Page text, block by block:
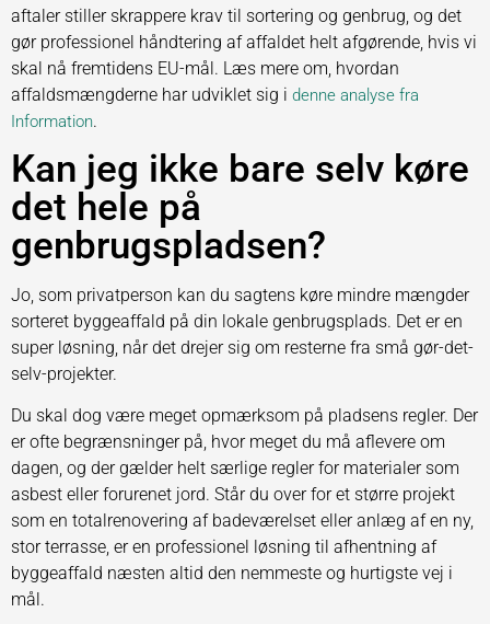
aftaler stiller skrappere krav til sortering og genbrug, og det
gør professionel håndtering af affaldet helt afgørende, hvis vi
skal nå fremtidens EU-mål. Læs mere om, hvordan
affaldsmængderne har udviklet sig i denne analyse fra
Information.
Kan jeg ikke bare selv køre
det hele på
genbrugspladsen?
Jo, som privatperson kan du sagtens køre mindre mængder
sorteret byggeaffald på din lokale genbrugsplads. Det er en
super løsning, når det drejer sig om resterne fra små gør-det-
selv-projekter.
Du skal dog være meget opmærksom på pladsens regler. Der
er ofte begrænsninger på, hvor meget du må aflevere om
dagen, og der gælder helt særlige regler for materialer som
asbest eller forurenet jord. Står du over for et større projekt
som en totalrenovering af badeværelset eller anlæg af en ny,
stor terrasse, er en professionel løsning til afhentning af
byggeaffald næsten altid den nemmeste og hurtigste vej i
mål.